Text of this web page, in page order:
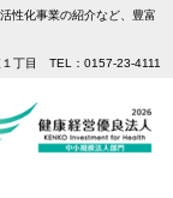
性化事業の紹介など、豊富
１丁目 TEL：0157-23-4111